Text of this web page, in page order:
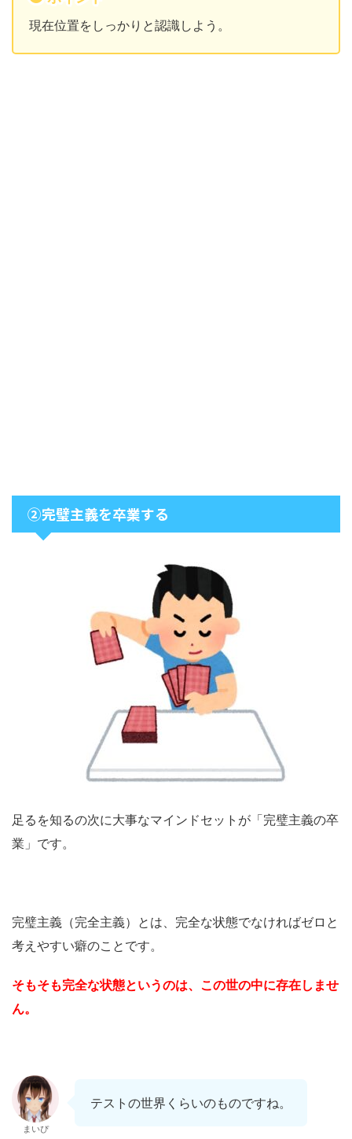
現在位置をしっかりと認識しよう。
②完璧主義を卒業する
足るを知るの次に大事なマインドセットが「完璧主義の卒
業」です。
完璧主義（完全主義）とは、完全な状態でなければゼロと
考えやすい癖のことです。
そもそも完全な状態というのは、この世の中に存在しませ
ん。
まいぴ
テストの世界くらいのものですね。